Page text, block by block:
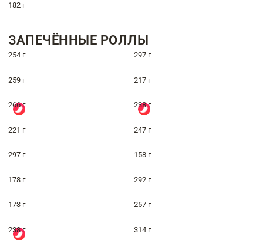
182 г
ЗАПЕЧЁННЫЕ РОЛЛЫ
254 г 297 г
259 г 217 г
266 г 238 г
221 г 247 г
297 г 158 г
178 г 292 г
173 г 257 г
238 г 314 г